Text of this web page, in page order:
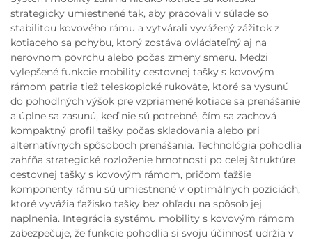
strategicky umiestnené tak, aby pracovali v súlade so
stabilitou kovového rámu a vytvárali vyvážený zážitok z
kotiaceho sa pohybu, ktorý zostáva ovládateľný aj na
nerovnom povrchu alebo počas zmeny smeru. Medzi
vylepšené funkcie mobility cestovnej tašky s kovovým
rámom patria tiež teleskopické rukoväte, ktoré sa vysunú
do pohodlných výšok pre vzpriamené kotiace sa prenášanie
a úplne sa zasunú, keď nie sú potrebné, čím sa zachová
kompaktný profil tašky počas skladovania alebo pri
alternatívnych spôsoboch prenášania. Technológia pohodlia
zahŕňa strategické rozloženie hmotnosti po celej štruktúre
cestovnej tašky s kovovým rámom, pričom ťažšie
komponenty rámu sú umiestnené v optimálnych pozíciách,
ktoré vyvážia ťažisko tašky bez ohľadu na spôsob jej
naplnenia. Integrácia systému mobility s kovovým rámom
zabezpečuje, že funkcie pohodlia si svoju účinnosť udržia v